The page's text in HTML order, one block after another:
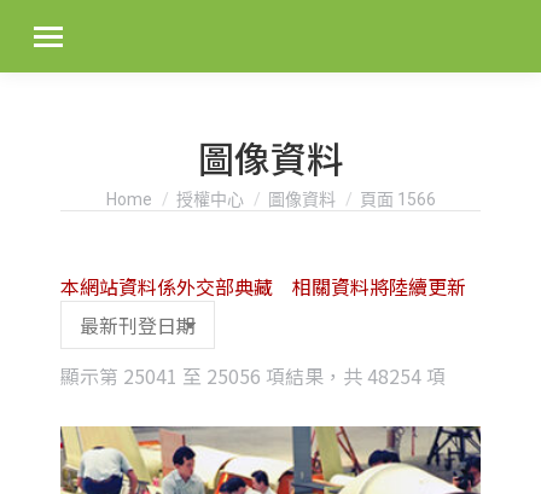
圖像資料
You are here:
Home 授權中心 圖像資料 頁面 1566
顯示第 25041 至 25056 項結果，共 48254 項
latest
本網站資料係外交部典藏 相關資料將陸續更新